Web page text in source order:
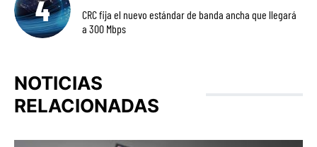
CRC fija el nuevo estándar de banda ancha que llegará
a 300 Mbps
NOTICIAS
RELACIONADAS